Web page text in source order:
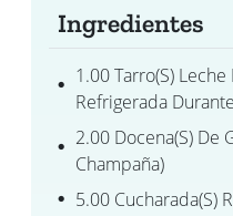
Ingredientes
1.00 Tarro(s)
Refrigerada
2.00 Docena(s) De
Champaña)
5.00 Cucharada(s)